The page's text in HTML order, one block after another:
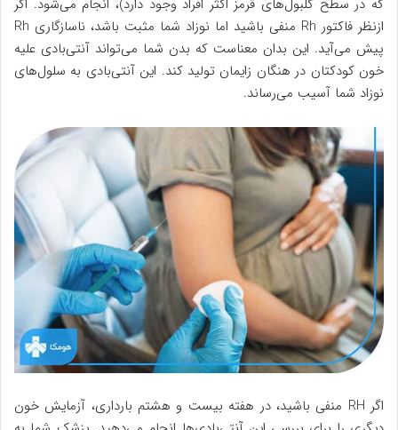
ازنظر فاکتور Rh منفی باشید اما نوزاد شما مثبت باشد، ناسازگاری Rh
پیش می‌آید. این بدان معناست که بدن شما می‌تواند آنتی‌بادی علیه
خون کودکتان در هنگان زایمان تولید کند. این آنتی‌بادی به سلول‌های
نوزاد شما آسیب می‌رساند.
اگر RH منفی باشید، در هفته بیست و هشتم بارداری، آزمایش خون